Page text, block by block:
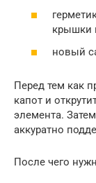
крышки
новый
Перед тем как
капот и
элемента.
аккуратно
После чего